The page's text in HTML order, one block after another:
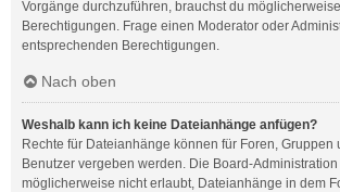
Vorgänge durchzuführen, brauchst du
Berechtigungen. Frage einen Moderator oder
entsprechenden Berechtigungen.
Nach oben
Weshalb kann ich keine Dateianhänge anfügen?
Rechte für Dateianhänge können für Foren, Gruppen
Benutzer vergeben werden. Die Board-
möglicherweise nicht erlaubt, Dateianhänge in dem